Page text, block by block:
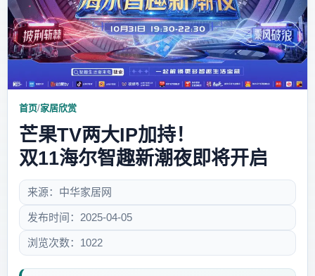
时尚饰家 装修设计
家具知识 家居文化
家装攻略 创意家居
首页/家居欣赏
芒果TV两大IP加持！
双11海尔智趣新潮夜即将开启
来源：中华家居网
发布时间：2025-04-05
浏览次数：1022